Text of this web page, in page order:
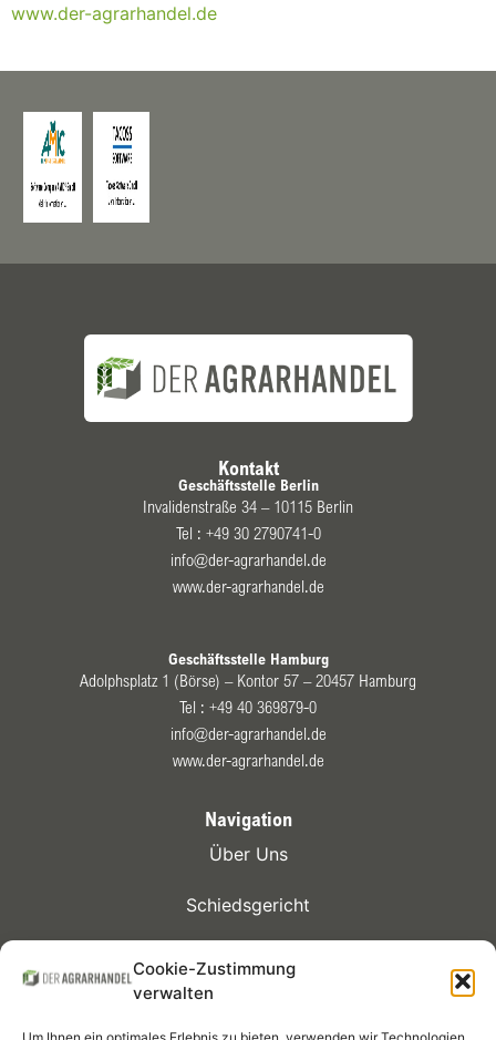
Cookie-Zustimmung
verwalten
www.der-agrarhandel.de
Kontakt
Geschäftsstelle Berlin
Invalidenstraße 34 – 10115 Berlin
Tel : +49 30 2790741-0
info@der-agrarhandel.de
www.der-agrarhandel.de
Geschäftsstelle Hamburg
Adolphsplatz 1 (Börse) – Kontor 57 – 20457 Hamburg
Tel : +49 40 369879-0
info@der-agrarhandel.de
www.der-agrarhandel.de
Navigation
Über Uns
Schiedsgericht
Mitglieder